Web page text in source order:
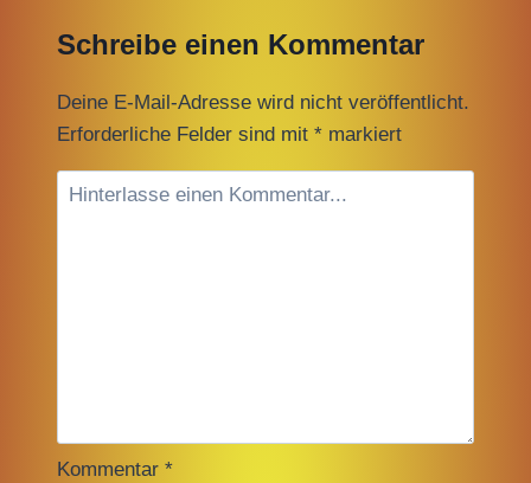
Schreibe einen Kommentar
Deine E-Mail-Adresse wird nicht veröffentlicht.
Erforderliche Felder sind mit * markiert
Kommentar *